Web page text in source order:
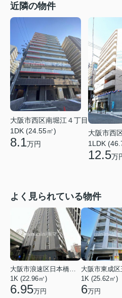
近隣の物件
大阪市西区南堀江４丁目
1DK (24.55㎡)
8.1万円
大阪市西
1LDK
12.5万
よく見られている物件
大阪市浪速区日本橋東３丁目
1K (22.96㎡)
6.95万円
1K (25.62㎡)
6万円